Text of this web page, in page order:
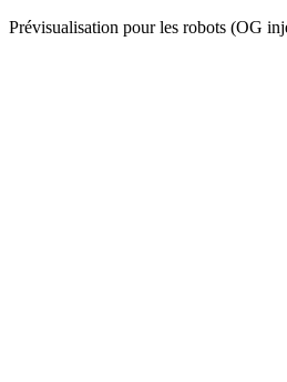
Prévisualisation pour les robots (OG